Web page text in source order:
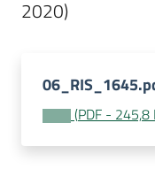
2020)
(PDF - 245,8